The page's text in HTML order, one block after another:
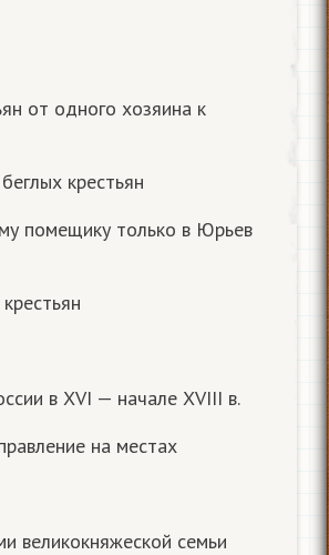
от одного хозяина к
крестьян
помещику только в Юрьев
в XVI — начале XVIII в.
на местах
великокняжеской семьи